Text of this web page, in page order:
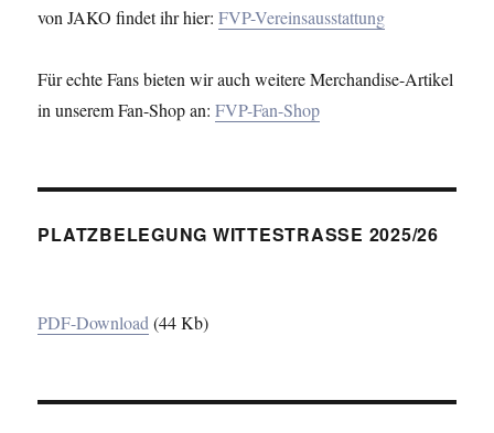
von JAKO findet ihr hier:FVP-Vereinsausstattung
Für echte Fans bieten wir auch weitere Merchandise-Artikel
in unserem Fan-Shop an:FVP-Fan-Shop
PLATZBELEGUNG WITTESTRASSE 2025/26
PDF-Download(44 Kb)